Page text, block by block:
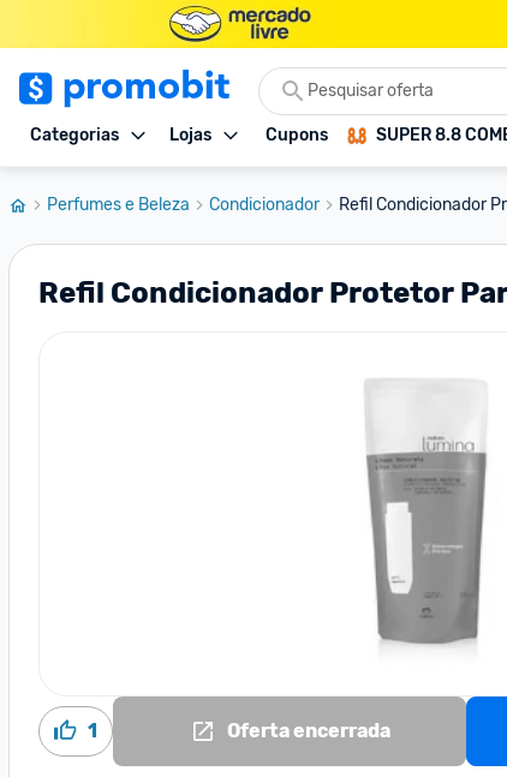
Categorias Lojas Cupons SUPER 8.8
Perfumes e Beleza Condicionador Refil Condicionador
Refil Condicionador Protetor
1 Oferta encerrada